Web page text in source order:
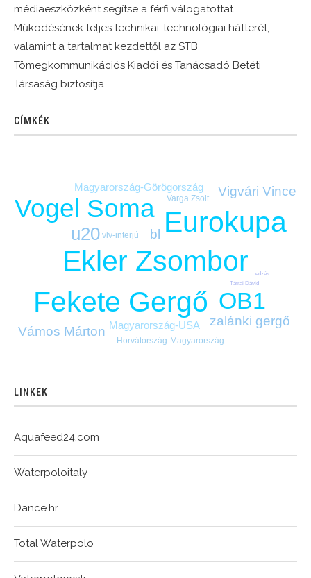
médiaeszközként segítse a férfi válogatottat.
Működésének teljes technikai-technológiai hátterét,
valamint a tartalmat kezdettől az STB
Tömegkommunikációs Kiadói és Tanácsadó Betéti
Társaság biztosítja.
CÍMKÉK
Ekler Zsombor
Eurokupa
Fekete Gergő
Vogel Soma
OB1
u20 bl
Vigvári Vince
Vámos Márton
zalánki gergő
Magyarország-Görögország
Magyarország-USA
Horvátország-Magyarország
Varga Zsolt
vlv-interjú
edzés
Tátrai Dávid
LINKEK
Aquafeed24.com
Waterpoloitaly
Dance.hr
Total Waterpolo